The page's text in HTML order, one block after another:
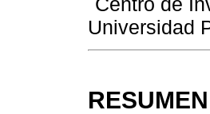
Universidad
RESUMEN